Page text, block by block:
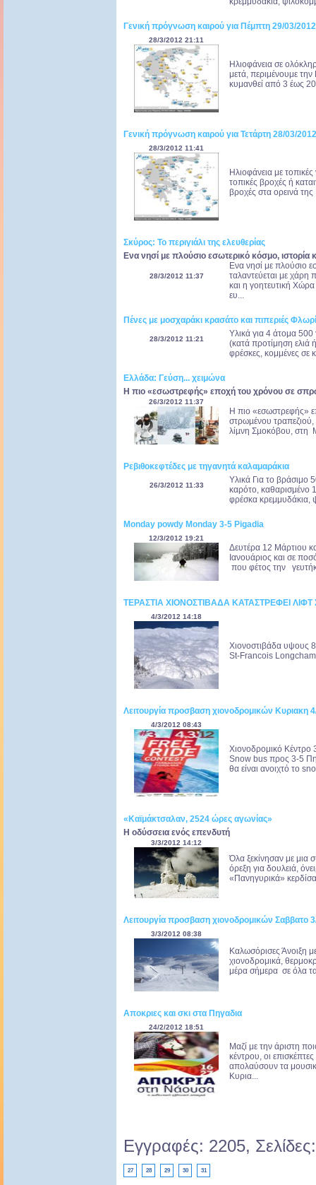
Γενική πρόγνωση καιρού για Πέμπτη 29/03/2012
28/3/2012 21:11
Ηλιοφάνεια σε
μετά, περιμένουμε
κυμανθεί από 3 έως
Γενική πρόγνωση καιρού για Τετάρτη 28/03/2012
28/3/2012 11:41
Ηλιοφάνεια με
τοπικές βροχές ή
βροχές στα ορεινά
Σκύρος: Το περιγιάλι της ελευθερίας
Ενα νησί με πλούσιο εσωτερικό κόσμο, ιστορία
28/3/2012 11:37
Ενα νησί με πλούσιο
ταλαντεύεται με
και η γοητευτική
ευ...
Πένες με μοσχαράκι κρασάτο και πιπεριές
28/3/2012 11:21
Yλικά για 4 άτομα
(κατά προτίμηση ελιά
φρέσκες, κομμένες σε
Ελλάδα: Γεύση... χειμώνα
Η πιο «εσωστρεφής» εποχή του χρόνου σε
26/3/2012 11:37
Η πιο «εσωστρεφής»
στρωµένου
λίµνη Σµοκόβου, στη
Ρεβιθοκεφτέδες με τηγανητά καλαμαράκια
26/3/2012 11:33
Υλικά Για το βράσιμο
καρότο, καθαρισμένο
φρέσκα κρεμμυδάκια,
Monday powdy Monday 3-5 Pigadia
12/3/2012 19:21
Δευτέρα 12 Μάρτιου
Ιανουάριος και σε
που φέτος την
ΤΕΡΑΣΤΙΑ ΧΙΟΝΟΣΤΙΒΑΔΑ ΚΑΤΑΣΤΡΕΦΕΙ ΛΙΦΤ
4/3/2012 14:18
Χιονοστιβάδα υψους 8
St-Francois
Λειτουργία προσβαση χιονοδρομικών Κυριακη
4/3/2012 08:43
Χιονοδρομικό Κέντρο
Snow bus προς 3-5
θα είναι ανοιχτό το
«Καϊμάκτσαλαν, 2524 ώρες αγωνίας»
Η οδύσσεια ενός επενδυτή
3/3/2012 14:12
Όλα ξεκίνησαν με
όρεξη για δουλειά,
«Πανηγυρικά»
Λειτουργία προσβαση χιονοδρομικών Σαββατο
3/3/2012 08:38
Καλωσόρισες Άνοιξη
χιονοδρομικά,
μέρα σήμερα σε όλα
Αποκριες και σκι στα Πηγαδια
24/2/2012 18:51
Μαζί με την άριστη
κέντρου, οι
απολαύσουν τα
Κυρια...
Εγγραφές: 2205,
27 28 29 30 31